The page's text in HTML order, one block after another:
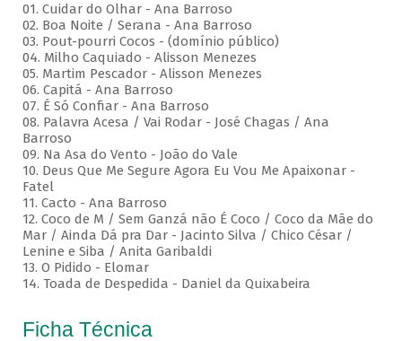
01. Cuidar do Olhar - Ana Barroso
02. Boa Noite / Serana - Ana Barroso
03. Pout-pourri Cocos - (domínio público)
04. Milho Caquiado - Alisson Menezes
05. Martim Pescador - Alisson Menezes
06. Capitá - Ana Barroso
07. É Só Confiar - Ana Barroso
08. Palavra Acesa / Vai Rodar - José Chagas / Ana
Barroso
09. Na Asa do Vento - João do Vale
10. Deus Que Me Segure Agora Eu Vou Me Apaixonar -
Fatel
11. Cacto - Ana Barroso
12. Coco de M / Sem Ganzá não É Coco / Coco da Mãe do
Mar / Ainda Dá pra Dar - Jacinto Silva / Chico César /
Lenine e Siba / Anita Garibaldi
13. O Pidido - Elomar
14. Toada de Despedida - Daniel da Quixabeira
Ficha Técnica